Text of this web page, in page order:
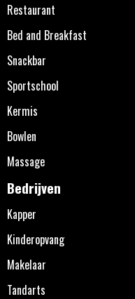
Restaurant
Bed and Breakfast
Snackbar
Sportschool
Kermis
Bowlen
Massage
Bedrijven
Kapper
Kinderopvang
Makelaar
Tandarts